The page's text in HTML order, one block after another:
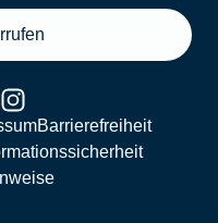
Barrierefreiheit